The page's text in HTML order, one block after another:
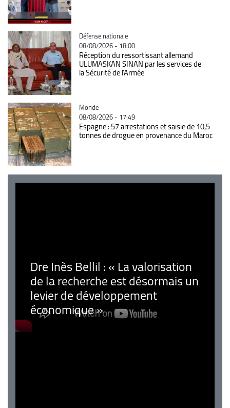
Catégorie
Défense nationale
08/08/2026 - 18:00
Réception du ressortissant allemand
ULUMASKAN SINAN par les services de
la Sécurité de l’Armée
Catégorie
Monde
08/08/2026 - 17:49
Espagne : 57 arrestations et saisie de 10,5
tonnes de drogue en provenance du Maroc
Dre Inès Bellil : « La valorisation
de la recherche est désormais un
levier de développement
économique »